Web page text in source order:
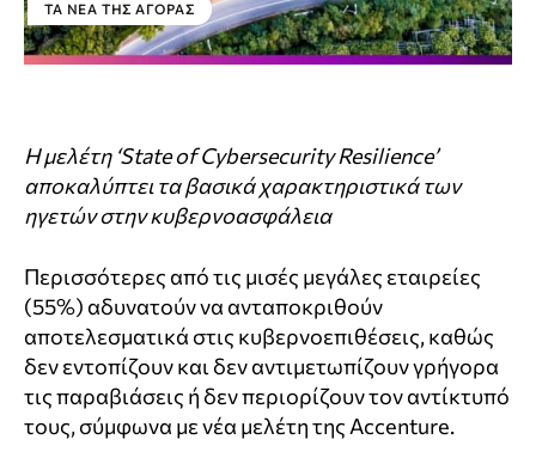
ΤΑ ΝΈΑ ΤΗΣ ΑΓΟΡΆΣ
Η μελέτη ‘State of Cybersecurity Resilience’
αποκαλύπτει τα βασικά χαρακτηριστικά των
ηγετών στην κυβερνοασφάλεια
Περισσότερες από τις μισές μεγάλες εταιρείες
(55%) αδυνατούν να ανταποκριθούν
αποτελεσματικά στις κυβερνοεπιθέσεις, καθώς
δεν εντοπίζουν και δεν αντιμετωπίζουν γρήγορα
τις παραβιάσεις ή δεν περιορίζουν τον αντίκτυπό
τους, σύμφωνα με νέα μελέτη της Accenture.